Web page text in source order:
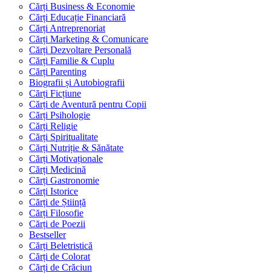
Cărți Business & Economie
Cărți Educație Financiară
Cărți Antreprenoriat
Cărți Marketing & Comunicare
Cărți Dezvoltare Personală
Cărți Familie & Cuplu
Cărți Parenting
Biografii și Autobiografii
Cărți Ficțiune
Cărți de Aventură pentru Copii
Cărți Psihologie
Cărți Religie
Cărți Spiritualitate
Cărți Nutriție & Sănătate
Cărți Motivaționale
Cărți Medicină
Cărți Gastronomie
Cărți Istorice
Cărți de Știință
Cărți Filosofie
Cărți de Poezii
Bestseller
Cărți Beletristică
Cărți de Colorat
Cărți de Crăciun